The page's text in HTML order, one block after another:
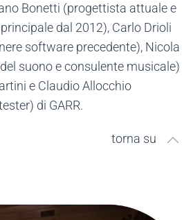
Bonetti (progettista attuale e
dal 2012), Carlo Drioli
software precedente), Nicola
suono e consulente musicale)
e Claudio Allocchio
di GARR.
torna su